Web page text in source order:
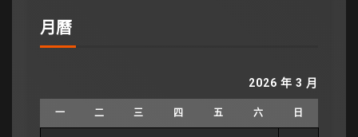
月曆
2026 年 3 月
一 二 三 四 五 六 日